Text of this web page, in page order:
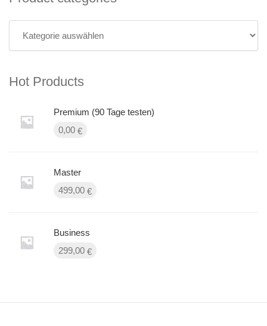
Hot Products
Premium (90 Tage testen)
0,00 €
Master
499,00 €
Business
299,00 €